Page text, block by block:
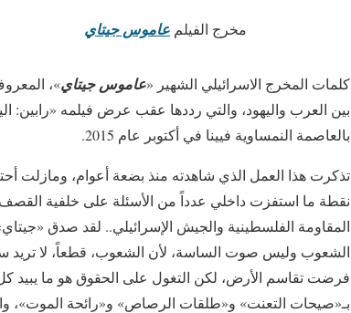
مخرج الفيلم عاموس جيتاي
كلمات المخرج الاسرائيلي الشهير «عاموس جيتاي»،
بين العرب واليهود، والتي رددها عقب عرض فيلمه «رابين:
بالعاصمة النمساوية فيينا في أكتوبر عام 2015.
تذكرت هذا العمل الذي شاهدته منذ بضعة أعوام، ومازلت
نقطة ما استفزت داخلي عدداً من الأسئلة على خلفية
المقاومة الفلسطينية والجيش الإسرائيلي.. لقد صدق
الشعوب وليس صوت الساسة، لأن الشعوب، قطعاً، لا تريد
فرضت تقاسم الأرض، لكن التغول على الحقوق هو ما يبيد
بـ«صيحات التعنت» و«طلقات الرصاص» و«رائحة الموت»،